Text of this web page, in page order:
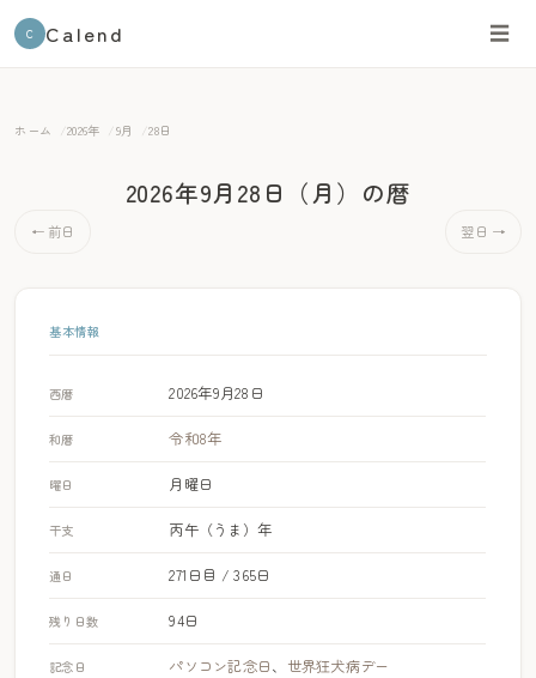
C Calend ☰
ホーム 2026年 9月 28日
← 前日
2026年9月28日（月） の暦
翌日 →
基本情報
西暦 2026年9月28日
和暦 令和8年
曜日 月曜日
干支 丙午（うま）年
通日 271日目 / 365日
残り日数 94日
記念日 パソコン記念日、 世界狂犬病デー